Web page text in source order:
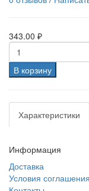
343.00 ₽
В корзину
Характеристики
Информация
Доставка
Условия соглашения